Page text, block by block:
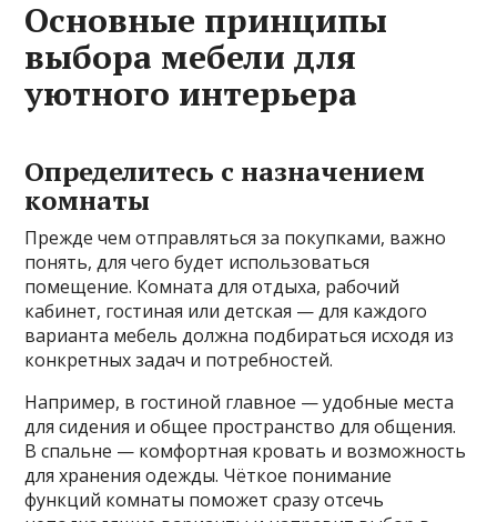
Основные принципы
выбора мебели для
уютного интерьера
Определитесь с назначением
комнаты
Прежде чем отправляться за покупками, важно
понять, для чего будет использоваться
помещение. Комната для отдыха, рабочий
кабинет, гостиная или детская — для каждого
варианта мебель должна подбираться исходя из
конкретных задач и потребностей.
Например, в гостиной главное — удобные места
для сидения и общее пространство для общения.
В спальне — комфортная кровать и возможность
для хранения одежды. Чёткое понимание
функций комнаты поможет сразу отсечь